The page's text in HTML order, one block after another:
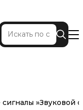
Звуковой